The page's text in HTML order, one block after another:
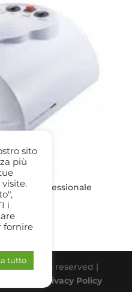
Professionale
| All rights reserved |
Privacy Policy
sito
più
i
fornire
tutto